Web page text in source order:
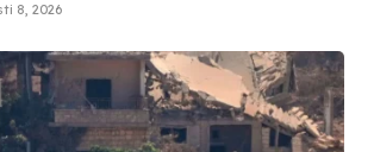
8, 2026